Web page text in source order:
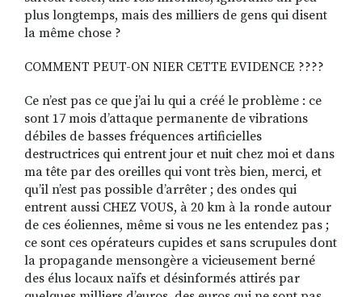
plus longtemps, mais des milliers de gens qui disent
la même chose ?
COMMENT PEUT-ON NIER CETTE EVIDENCE ????
Ce n’est pas ce que j’ai lu qui a créé le problème : ce
sont 17 mois d’attaque permanente de vibrations
débiles de basses fréquences artificielles
destructrices qui entrent jour et nuit chez moi et dans
ma tête par des oreilles qui vont très bien, merci, et
qu’il n’est pas possible d’arrêter ; des ondes qui
entrent aussi CHEZ VOUS, à 20 km à la ronde autour
de ces éoliennes, même si vous ne les entendez pas ;
ce sont ces opérateurs cupides et sans scrupules dont
la propagande mensongère a vicieusement berné
des élus locaux naïfs et désinformés attirés par